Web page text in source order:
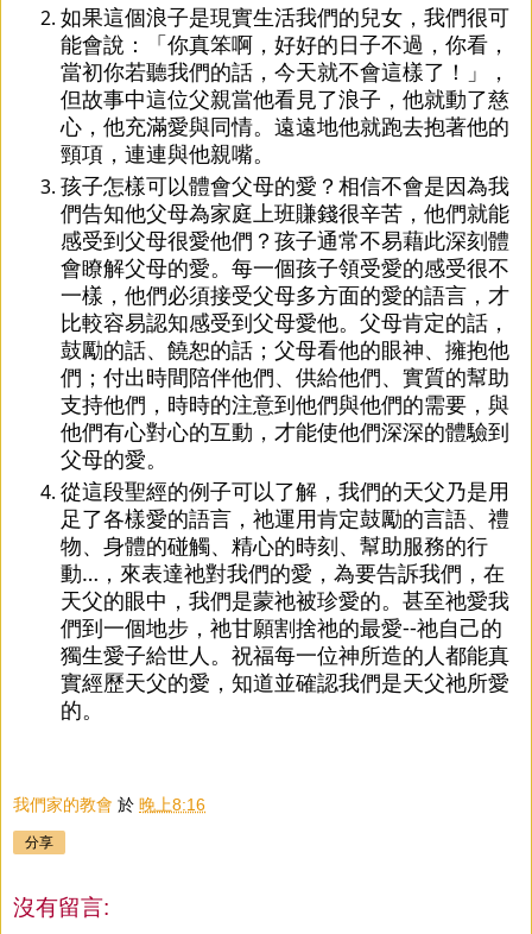
如果這個浪子是現實生活我們的兒女，我們很可
能會說：「你真笨啊，好好的日子不過，你看，
當初你若聽我們的話，今天就不會這樣了！」，
但故事中這位父親當他看見了浪子，他就動了慈
心，他充滿愛與同情。遠遠地他就跑去抱著他的
頸項，連連與他親嘴。
孩子怎樣可以體會父母的愛？相信不會是因為我
們告知他父母為家庭上班賺錢很辛苦，他們就能
感受到父母很愛他們？孩子通常不易藉此深刻體
會瞭解父母的愛。每一個孩子領受愛的感受很不
一樣，他們必須接受父母多方面的愛的語言，才
比較容易認知感受到父母愛他。父母肯定的話，
鼓勵的話、饒恕的話；父母看他的眼神、擁抱他
們；付出時間陪伴他們、供給他們、實質的幫助
支持他們，時時的注意到他們與他們的需要，與
他們有心對心的互動，才能使他們深深的體驗到
父母的愛。
從這段聖經的例子可以了解，我們的天父乃是用
足了各樣愛的語言，祂運用肯定鼓勵的言語、禮
物、身體的碰觸、精心的時刻、幫助服務的行
動…，來表達祂對我們的愛，為要告訴我們，在
天父的眼中，我們是蒙祂被珍愛的。甚至祂愛我
們到一個地步，祂甘願割捨祂的最愛--祂自己的
獨生愛子給世人。祝福每一位神所造的人都能真
實經歷天父的愛，知道並確認我們是天父祂所愛
的。
我們家的教會 於 晚上8:16
分享
沒有留言: